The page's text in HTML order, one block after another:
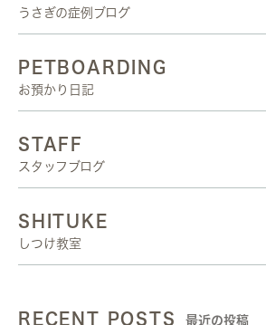
うさぎの症例ブログ
PETBOARDING
お預かり日記
STAFF
スタッフブログ
SHITUKE
しつけ教室
RECENT POSTS 最近の投稿